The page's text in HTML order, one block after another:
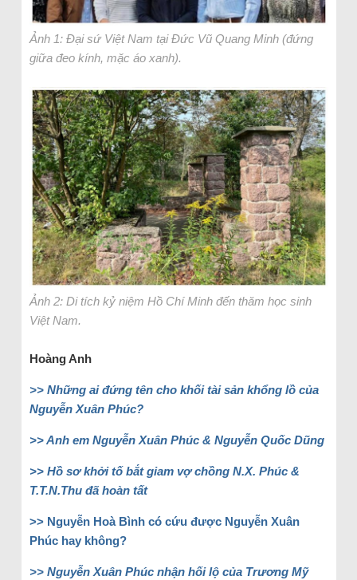
Ảnh 1: Đại sứ Việt Nam tại Đức Vũ Quang Minh (đứng
giữa đeo kính, mặc áo xanh).
Ảnh 2: Di tích kỷ niệm Hồ Chí Minh đến thăm học sinh
Việt Nam.
Hoàng Anh
>> Những ai đứng tên cho khối tài sản khổng lồ của
Nguyễn Xuân Phúc?
>> Anh em Nguyễn Xuân Phúc & Nguyễn Quốc Dũng
>> Hồ sơ khởi tố bắt giam vợ chồng N.X. Phúc &
T.T.N.Thu đã hoàn tất
>> Nguyễn Hoà Bình có cứu được Nguyễn Xuân
Phúc hay không?
>> Nguyễn Xuân Phúc nhận hối lộ của Trương Mỹ